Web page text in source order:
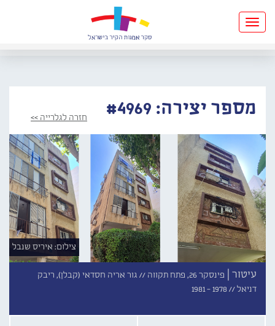
Toggle
navigation
מספר יצירה: #4969 חזרה לגלרייה >>
צילום: איריס שנבל
עיטור | פינסקר 26, פתח תקווה //
גור אריה חסדאי (קבלן), ריבק
דניאל // 1978 - 1981